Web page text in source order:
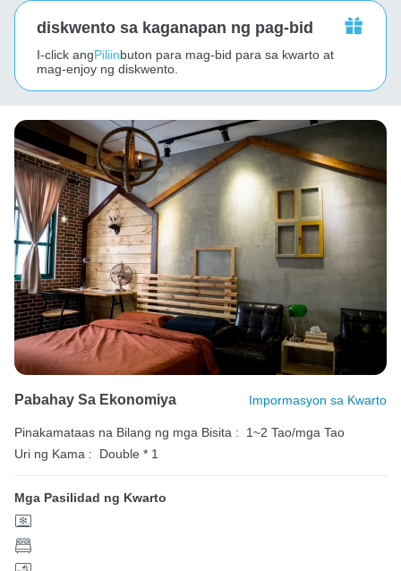
diskwento sa kaganapan ng pag-bid
I-click angPiliinbuton para mag-bid para sa kwarto at
mag-enjoy ng diskwento.
Pabahay Sa Ekonomiya Impormasyon sa Kwarto
Pinakamataas na Bilang ng mga Bisita :
1~2 Tao/mga Tao
Uri ng Kama :
Double * 1
Mga Pasilidad ng Kwarto